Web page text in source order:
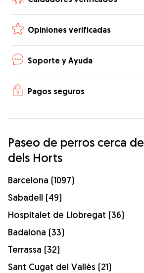
Opiniones verificadas
Soporte y Ayuda
Pagos seguros
Paseo de perros cerca
dels Horts
Barcelona (1097)
Sabadell (49)
Hospitalet de Llobregat (36)
Badalona (33)
Terrassa (32)
Sant Cugat del Vallès (21)